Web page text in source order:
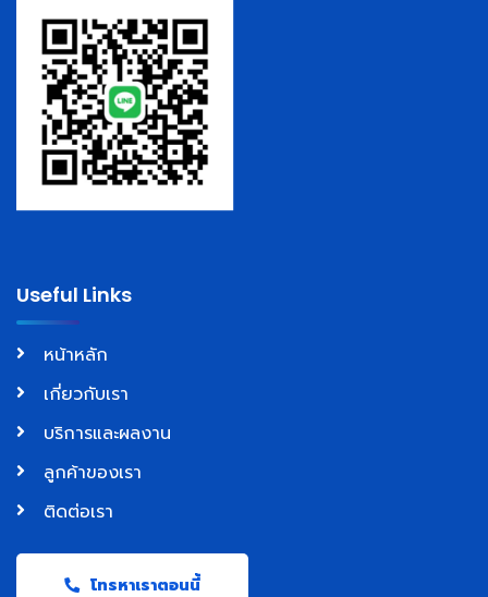
Useful Links
หน้าหลัก
เกี่ยวกับเรา
บริการและผลงาน
ลูกค้าของเรา
ติดต่อเรา
โทรหาเราตอนนี้